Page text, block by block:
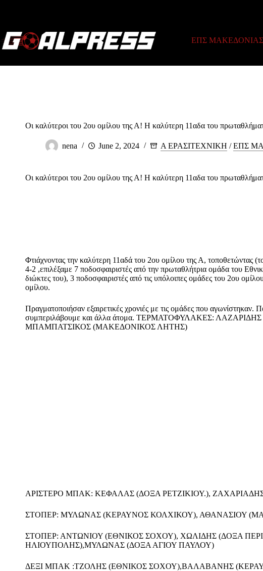
ΕΠΣ ΜΑΚΕΔΟΝΙΑΣ
Οι καλύτεροι του 2ου ομίλου της Α! Η καλύτερη 11αδα του
nena June 2, 2024 Α ΕΡΑΣΙΤΕΧΝΙΚΗ /ΕΠΣ
Οι καλύτεροι του 2ου ομίλου της Α! Η καλύτερη 11αδα του
Φτιάχνοντας την καλύτερη 11αδά του 2ου ομίλου της Α, τοποθετώντας
4-2 ,επιλέξαμε 7 ποδοσφαιριστές από την πρωταθλήτρια ομάδα του
διώκτες του), 3 ποδοσφαιριστές από τις υπόλοιπες ομάδες του 2ου
ομίλου.
Πραγματοποιήσαν εξαιρετικές χρονιές με τις ομάδες που
συμπεριλάβουμε και άλλα άτομα. ΤΕΡΜΑΤΟΦΥΛΑΚΕΣ:
ΜΠΑΜΠΑΤΣΙΚΟΣ (ΜΑΚΕΔΟΝΙΚΟΣ ΛΗΤΗΣ)
ΑΡΙΣΤΕΡΟ ΜΠΑΚ: ΚΕΦΑΛΑΣ (ΔΟΞΑ ΡΕΤΖΙΚΙΟΥ.),
ΣΤΟΠΕΡ: ΜΥΛΩΝΑΣ (ΚΕΡΑΥΝΟΣ ΚΟΛΧΙΚΟΥ), ΑΘΑΝΑΣΙΟΥ
ΣΤΟΠΕΡ: ΑΝΤΩΝΙΟΥ (ΕΘΝΙΚΟΣ ΣΟΧΟΥ), ΧΩΛΙΔΗΣ (ΔΟΞΑ
ΗΛΙΟΥΠΟΛΗΣ),ΜΥΛΩΝΑΣ (ΔΟΞΑ ΑΓΙΟΥ ΠΑΥΛΟΥ)
ΔΕΞΙ ΜΠΑΚ :ΤΖΟΛΗΣ (ΕΘΝΙΚΟΣ ΣΟΧΟΥ),ΒΑΛΑΒΑΝΗΣ